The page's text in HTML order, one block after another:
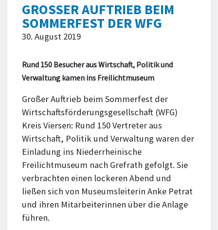
GROSSER AUFTRIEB BEIM S
OMMERFEST DER WFG
30. August 2019
Rund 150 Besucher aus Wirtschaft, Politik und
Verwaltung kamen ins Freilichtmuseum
Großer Auftrieb beim Sommerfest der
Wirtschaftsförderungsgesellschaft (WFG)
Kreis Viersen: Rund 150 Vertreter aus
Wirtschaft, Politik und Verwaltung waren der
Einladung ins Niederrheinische
Freilichtmuseum nach Grefrath gefolgt. Sie
verbrachten einen lockeren Abend und
ließen sich von Museumsleiterin Anke Petrat
und ihren Mitarbeiterinnen über die Anlage
führen.